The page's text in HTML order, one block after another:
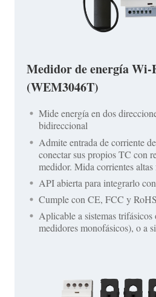
Medidor de energía
(WEM3046T)
Mide energía en dos
bidireccional
Admite entrada de corriente
conectar sus propios TC con
medidor. Mida corrientes altas
API abierta para integrarlo
Cumple con CE, FCC y RoHS
Aplicable a sistemas
medidores monofásicos), o a